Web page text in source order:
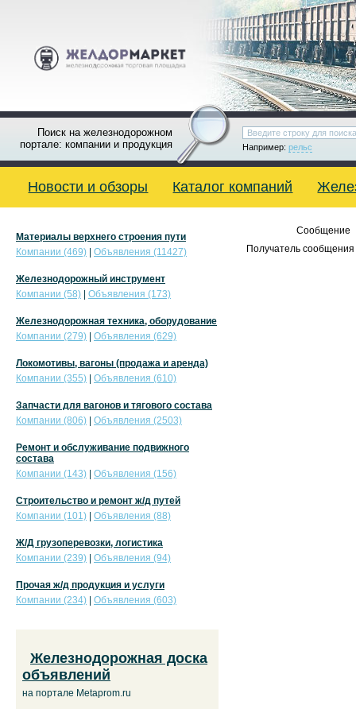
Поиск на железнодорожном
портале: компании и продукция
Например: рельс
Новости и обзоры Каталог компаний
Сообщение
Получатель сообщения
Материалы верхнего строения пути
Компании (469)
Объявления (11427)
Железнодорожный инструмент
Компании (58)
Объявления (173)
Железнодорожная техника, оборудование
Компании (279)
Объявления (629)
Локомотивы, вагоны (продажа и аренда)
Компании (355)
Объявления (610)
Запчасти для вагонов и тягового состава
Компании (806)
Объявления (2503)
Ремонт и обслуживание подвижного
состава
Компании (143)
Объявления (156)
Строительство и ремонт ж/д путей
Компании (101)
Объявления (88)
Ж/Д грузоперевозки, логистика
Компании (239)
Объявления (94)
Прочая ж/д продукция и услуги
Компании (234)
Объявления (603)
Железнодорожная доска
объявлений
на портале Metaprom.ru